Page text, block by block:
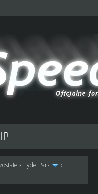
› Hyde Park ›